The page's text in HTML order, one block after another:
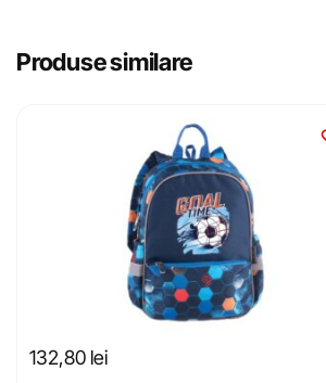
Produse similare
132,80 lei